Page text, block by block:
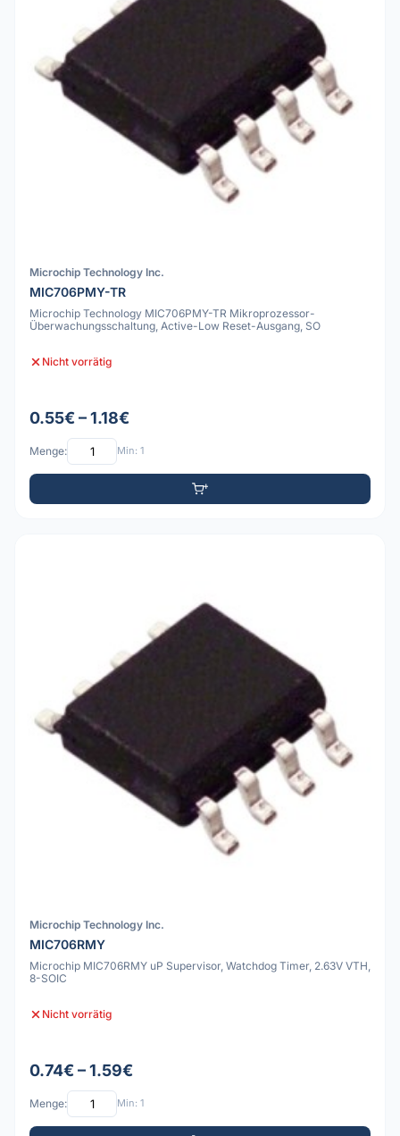
Microchip Technology Inc.
MIC706PMY-TR
Microchip Technology MIC706PMY-TR Mikroprozessor-
Überwachungsschaltung, Active-Low Reset-Ausgang, SO
Nicht vorrätig
0.55€ – 1.18€
Menge: Min: 1
Microchip Technology Inc.
MIC706RMY
Microchip MIC706RMY uP Supervisor, Watchdog Timer, 2.63V VTH,
8-SOIC
Nicht vorrätig
0.74€ – 1.59€
Menge: Min: 1